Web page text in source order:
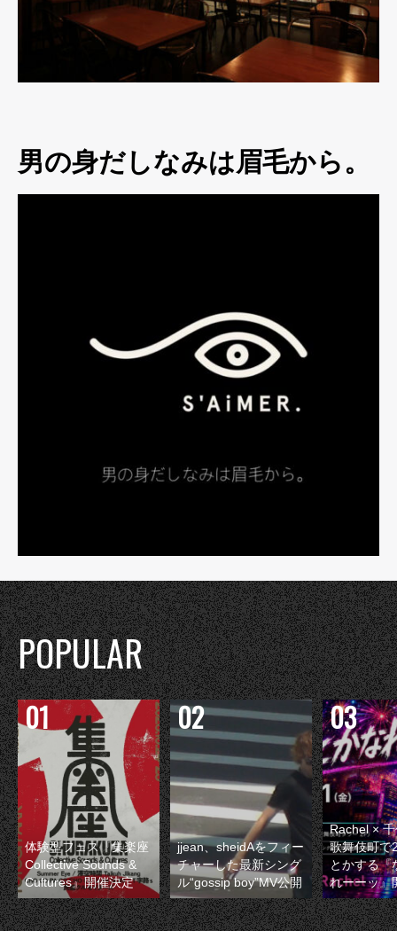
男の身だしなみは眉毛から。
POPULAR
体験型フェス『集楽座
Collective Sounds &
Cultures』開催決定
jjean、sheidAをフィー
チャーした最新シング
ル“gossip boy”MV公開
Rachel ×
歌舞伎町で
とかする『
れーーッ』